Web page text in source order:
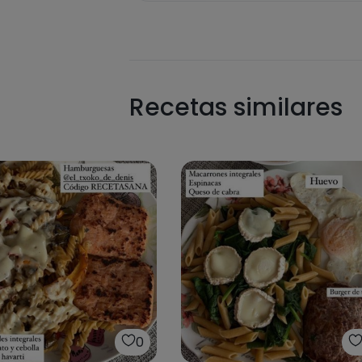
Recetas similares
0